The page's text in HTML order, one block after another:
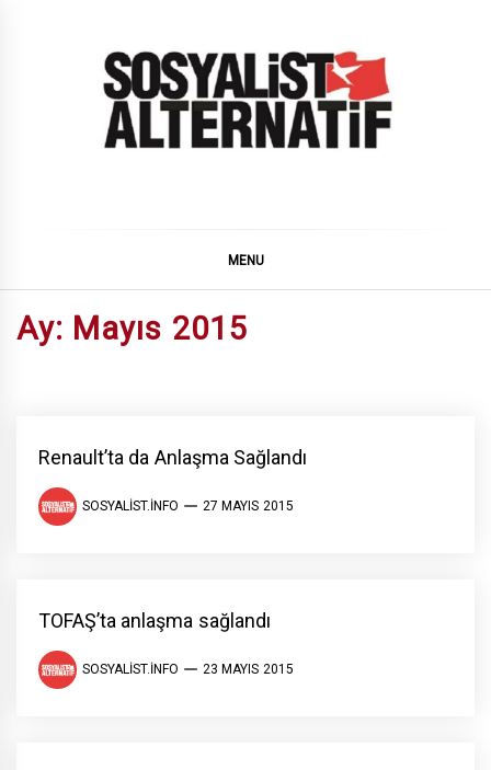
MENU
Ay: Mayıs 2015
Renault’ta da Anlaşma Sağlandı
SOSYALIST.INFO 27 MAYIS 2015
TOFAŞ’ta anlaşma sağlandı
SOSYALIST.INFO 23 MAYIS 2015